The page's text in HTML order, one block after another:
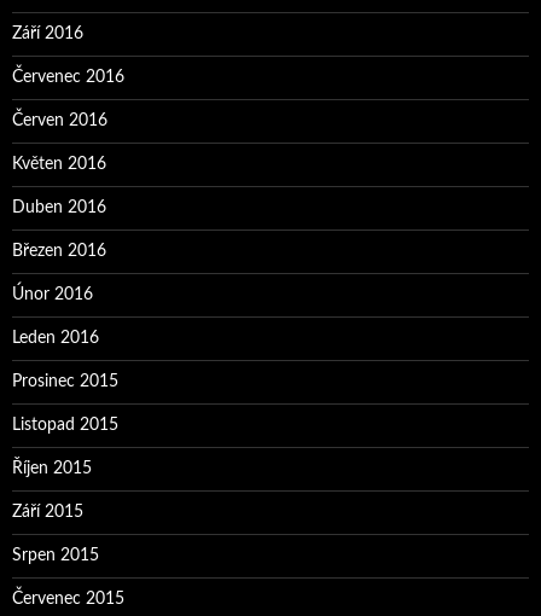
Září 2016
Červenec 2016
Červen 2016
Květen 2016
Duben 2016
Březen 2016
Únor 2016
Leden 2016
Prosinec 2015
Listopad 2015
Říjen 2015
Září 2015
Srpen 2015
Červenec 2015